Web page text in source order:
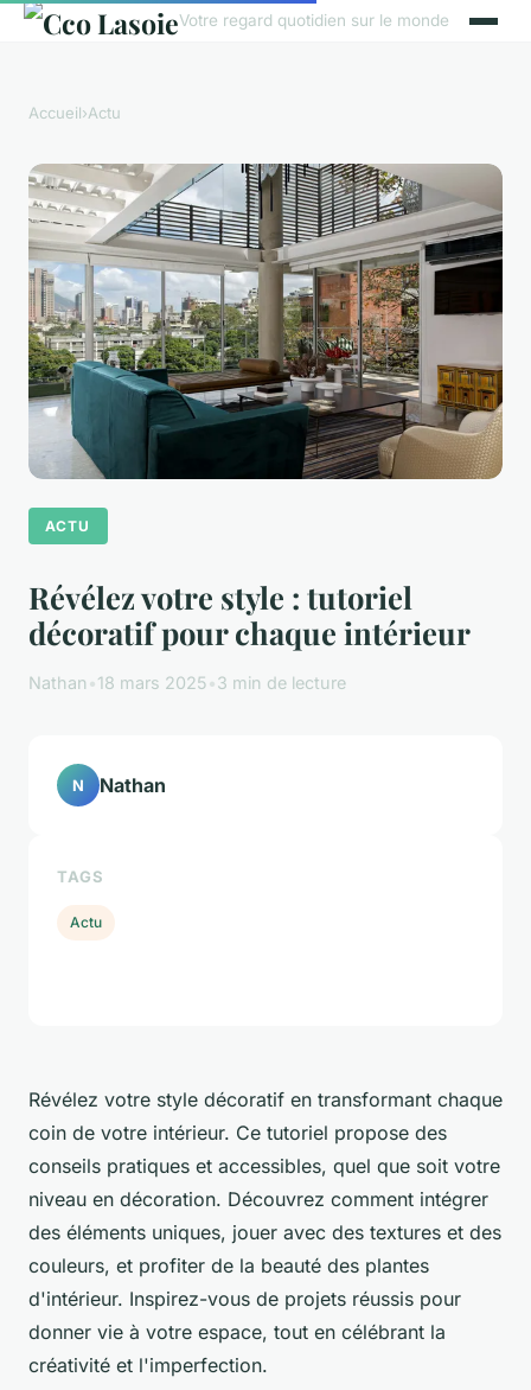
Votre regard quotidien sur le monde
Accueil›Actu
ACTU
Révélez votre style : tutoriel
décoratif pour chaque intérieur
Nathan •18 mars 2025•3 min de lecture
Révélez votre style décoratif en transformant chaque
coin de votre intérieur. Ce tutoriel propose des
conseils pratiques et accessibles, quel que soit votre
niveau en décoration. Découvrez comment intégrer
des éléments uniques, jouer avec des textures et des
couleurs, et profiter de la beauté des plantes
d'intérieur. Inspirez-vous de projets réussis pour
donner vie à votre espace, tout en célébrant la
créativité et l'imperfection.
N Nathan
TAGS
Actu